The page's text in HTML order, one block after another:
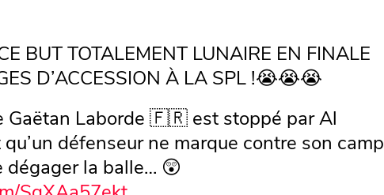
BUT TOTALEMENT LUNAIRE EN FINALE
D’ACCESSION À LA SPL !😭😭😭
Gaëtan Laborde 🇫🇷 est stoppé par Al
défenseur ne marque contre son camp
dégager la balle… 😲